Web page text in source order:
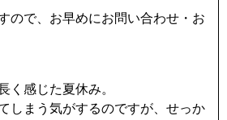
ので、お早めにお問い合わせ・お
く感じた夏休み。
しまう気がするのですが、せっか